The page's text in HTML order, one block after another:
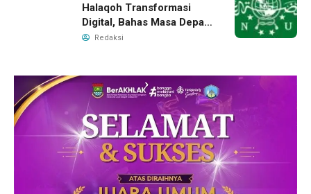
Halaqoh Transformasi
Digital, Bahas Masa Depan
NU di Era Disrupsi
Redaksi